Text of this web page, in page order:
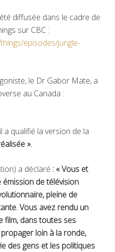
diffusée dans le cadre de
sur CBC :
episodes/jungle-
le Dr Gabor Mate, a
au Canada :
a qualifié la version de la
».
a déclaré : « Vous et
de télévision
pleine de
Vous avez rendu un
film, dans toutes ses
loin à la ronde,
des gens et les politiques